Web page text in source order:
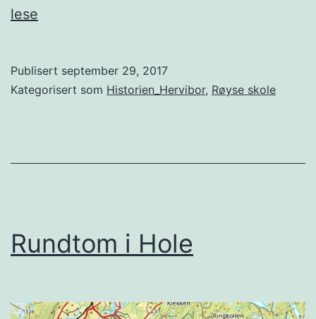
lese
Publisert september 29, 2017
Kategorisert som Historien_Hervibor, Røyse skole
Rundtom i Hole